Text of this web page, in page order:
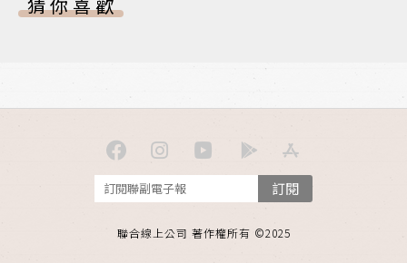
猜你喜歡
訂閱
聯合線上公司 著作權所有 ©2025